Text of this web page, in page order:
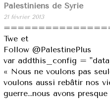
Palestiniens de Syrie
21 février 2013
Twe et
Follow @PalestinePlus
var addthis_config =
« Nous ne voulons pas
voulons aussi rebâtir nos
guerre…nous avons